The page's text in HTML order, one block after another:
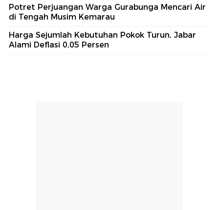
Potret Perjuangan Warga Gurabunga Mencari Air
di Tengah Musim Kemarau
Harga Sejumlah Kebutuhan Pokok Turun, Jabar
Alami Deflasi 0,05 Persen